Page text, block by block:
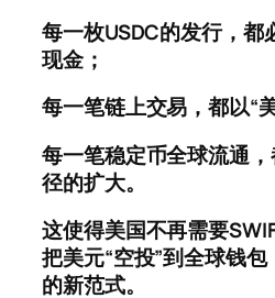
每一枚USDC的发行，都
现金；
每一笔链上交易，都以“
每一笔稳定币全球流通
径的扩大。
这使得美国不再需要
把美元“空投”到全球钱
的新范式。